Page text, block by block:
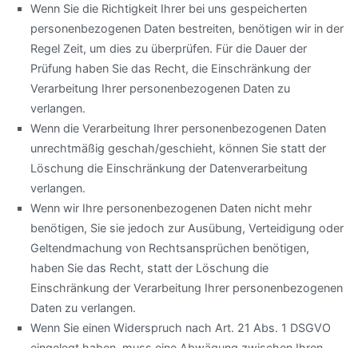
Wenn Sie die Richtigkeit Ihrer bei uns gespeicherten
personenbezogenen Daten bestreiten, benötigen wir in der
Regel Zeit, um dies zu überprüfen. Für die Dauer der
Prüfung haben Sie das Recht, die Einschränkung der
Verarbeitung Ihrer personenbezogenen Daten zu
verlangen.
Wenn die Verarbeitung Ihrer personenbezogenen Daten
unrechtmäßig geschah/geschieht, können Sie statt der
Löschung die Einschränkung der Datenverarbeitung
verlangen.
Wenn wir Ihre personenbezogenen Daten nicht mehr
benötigen, Sie sie jedoch zur Ausübung, Verteidigung oder
Geltendmachung von Rechtsansprüchen benötigen,
haben Sie das Recht, statt der Löschung die
Einschränkung der Verarbeitung Ihrer personenbezogenen
Daten zu verlangen.
Wenn Sie einen Widerspruch nach Art. 21 Abs. 1 DSGVO